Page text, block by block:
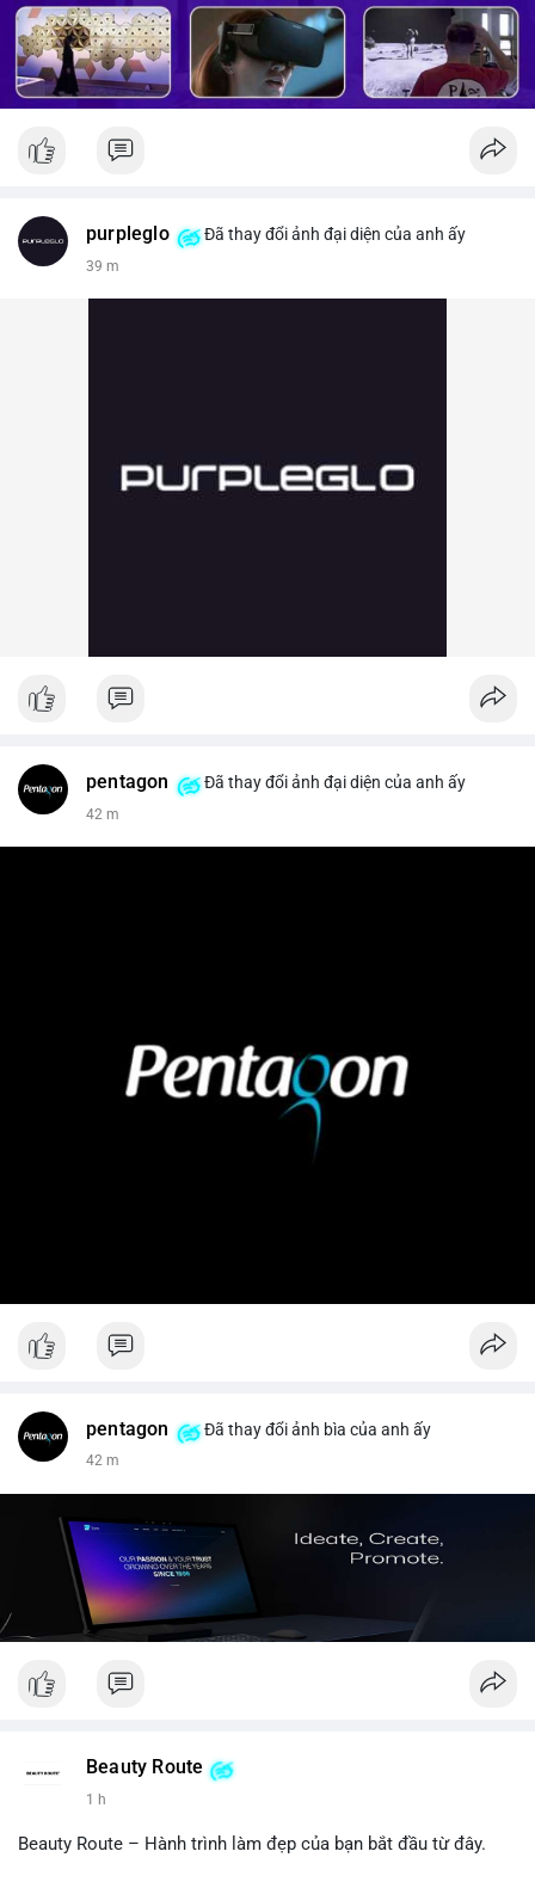
purpleglo Đã thay đổi ảnh đại diện của anh ấy
39 m
pentagon Đã thay đổi ảnh đại diện của anh ấy
42 m
pentagon Đã thay đổi ảnh bìa của anh ấy
42 m
Beauty Route
1 h
Beauty Route – Hành trình làm đẹp của bạn bắt đầu từ đây.